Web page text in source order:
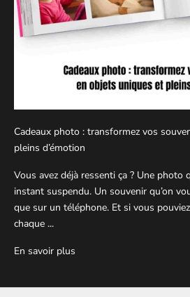
Cadeaux photo : transformez vos
pleins d’émotion
Vous avez déjà ressenti ça ? Une photo
instant suspendu. Un souvenir qu’on
que sur un téléphone. Et si vous
chaque ...
En savoir plus